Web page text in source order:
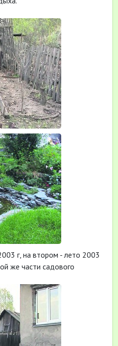
г, на втором - лето 2003
же части садового